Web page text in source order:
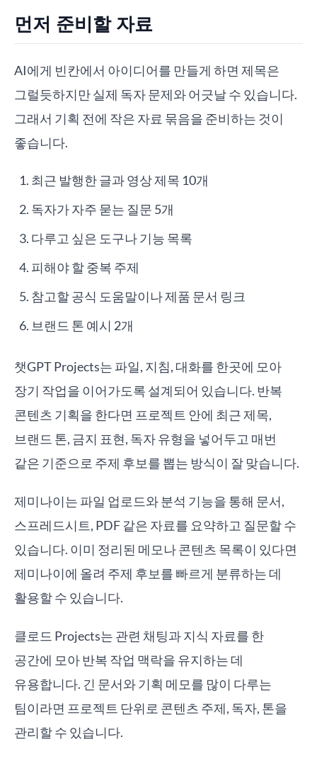
먼저 준비할 자료
AI에게 빈칸에서 아이디어를 만들게 하면 제목은
그럴듯하지만 실제 독자 문제와 어긋날 수 있습니다.
그래서 기획 전에 작은 자료 묶음을 준비하는 것이
좋습니다.
최근 발행한 글과 영상 제목 10개
독자가 자주 묻는 질문 5개
다루고 싶은 도구나 기능 목록
피해야 할 중복 주제
참고할 공식 도움말이나 제품 문서 링크
브랜드 톤 예시 2개
챗GPT Projects는 파일, 지침, 대화를 한곳에 모아
장기 작업을 이어가도록 설계되어 있습니다. 반복
콘텐츠 기획을 한다면 프로젝트 안에 최근 제목,
브랜드 톤, 금지 표현, 독자 유형을 넣어두고 매번
같은 기준으로 주제 후보를 뽑는 방식이 잘 맞습니다.
제미나이는 파일 업로드와 분석 기능을 통해 문서,
스프레드시트, PDF 같은 자료를 요약하고 질문할 수
있습니다. 이미 정리된 메모나 콘텐츠 목록이 있다면
제미나이에 올려 주제 후보를 빠르게 분류하는 데
활용할 수 있습니다.
클로드 Projects는 관련 채팅과 지식 자료를 한
공간에 모아 반복 작업 맥락을 유지하는 데
유용합니다. 긴 문서와 기획 메모를 많이 다루는
팀이라면 프로젝트 단위로 콘텐츠 주제, 독자, 톤을
관리할 수 있습니다.